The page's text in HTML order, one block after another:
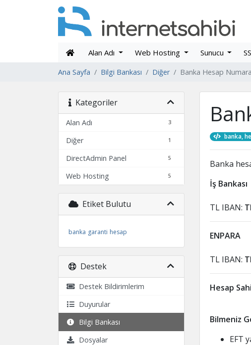
Alan Adı Web Hosting Sunucu
Ana Sayfa Bilgi Bankası Diğer Banka Hesap
Kategoriler
3
Alan Adı
1
Diğer
5
DirectAdmin Panel
5
Web Hosting
Etiket Bulutu
banka garanti hesap
Destek
Destek Bildirimlerim
Duyurular
Bilgi Bankası
Dosyalar
banka,
Banka
İş Bankası
TL IBAN:
ENPARA
TL IBAN:
Hesap
Bilmeniz
EFT